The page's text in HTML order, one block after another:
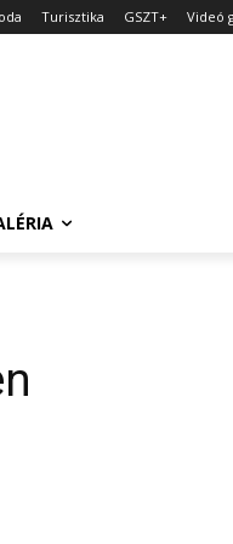
Turisztika GSZT+ Videó